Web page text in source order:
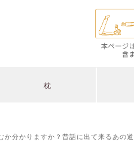
枕
か分かりますか？昔話に出て来るあの